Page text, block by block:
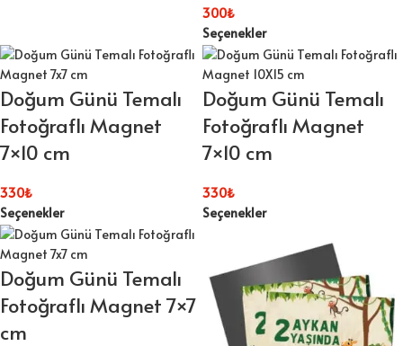
300₺
Seçenekler
Doğum Günü Temalı
Fotoğraflı Magnet
7×10 cm
330₺
Seçenekler
Doğum Günü Temalı
Fotoğraflı Magnet
7×10 cm
330₺
Seçenekler
Doğum Günü Temalı
Fotoğraflı Magnet 7×7
cm